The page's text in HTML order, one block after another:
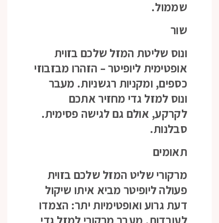
שממול.
שור
ונוס שליטת המזל שלכם בזוית
אופטימית ליופיטר – הזהרו מבזבוזי
כספים, ומקניות רגשניות. מעבר
ונוס למזל גדי מחזיר אתכם
לקרקע, אולם גם לגישה פסימית.
סבלנות.
תאומים
מרקורי שליט המזל שלכם בזוית
פעולה ליופיטר מביא איתו שיקול
דעת גרוע ואופטימיות יתר: הצמדו
לעובדות. מעבר מרקורי למזל גדי